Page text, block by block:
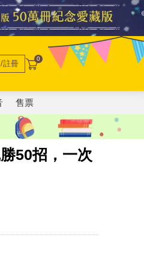
註冊 0
售票
50招，一次